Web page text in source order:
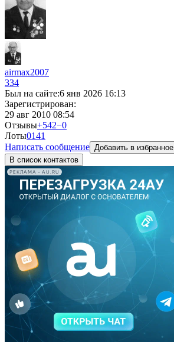
airmax2007
334
Был на сайте:6 янв 2026 16:13
Зарегистрирован:
29 авг 2010 08:54
Отзывы+542−0
Лоты0141
Написать сообщение Добавить в избранное
В список контактов
РЕКЛАМА • AU.RU